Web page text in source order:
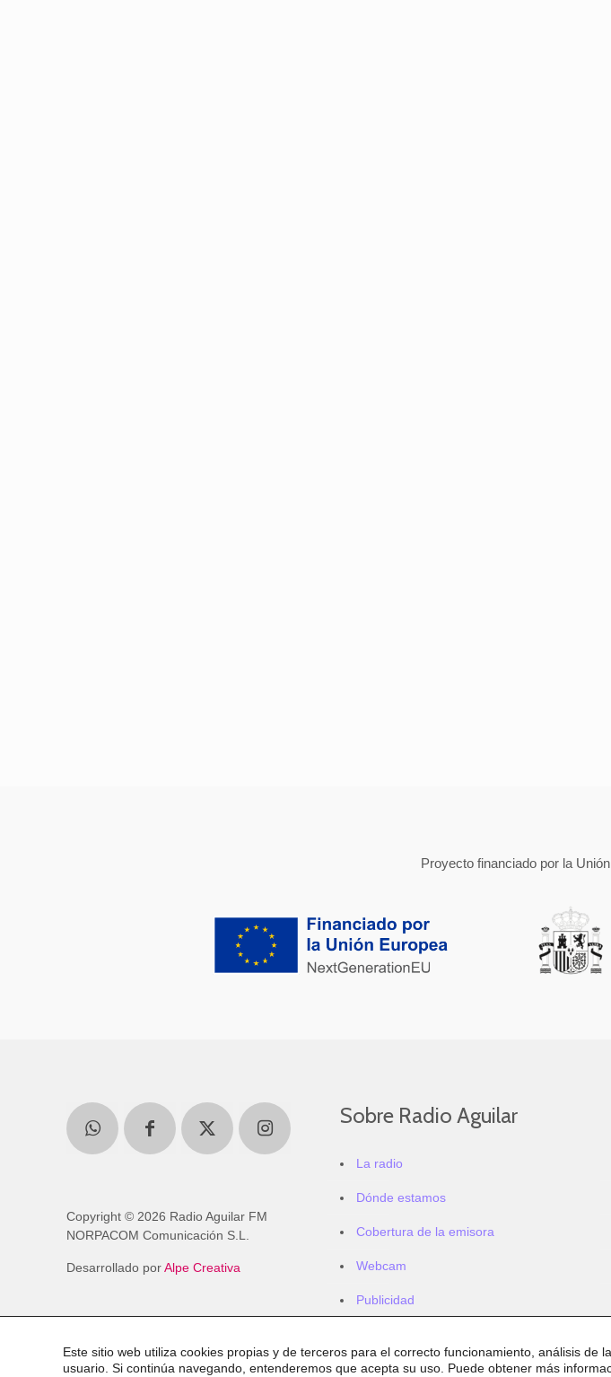
Proyecto financiado por la
Copyright © 2026 Radio Aguilar FM
NORPACOM Comunicación S.L.
Desarrollado porAlpe Creativa
Sobre Radio Aguilar
La radio
Dónde estamos
Cobertura de la emisora
Webcam
Publicidad
Este sitio web utiliza cookies propias y de terceros para el correcto funcionamiento, análisis de
usuario. Si continúa navegando, entenderemos que acepta su uso. Puede obtener más